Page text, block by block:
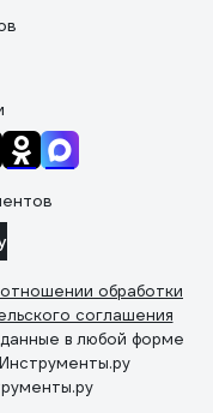
обработки
соглашения
в любой форме